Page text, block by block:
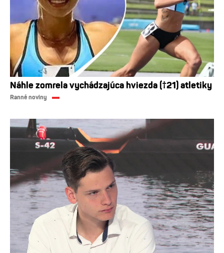
Náhle zomrela vychádzajúca hviezda (†21) atletiky
Ranné noviny